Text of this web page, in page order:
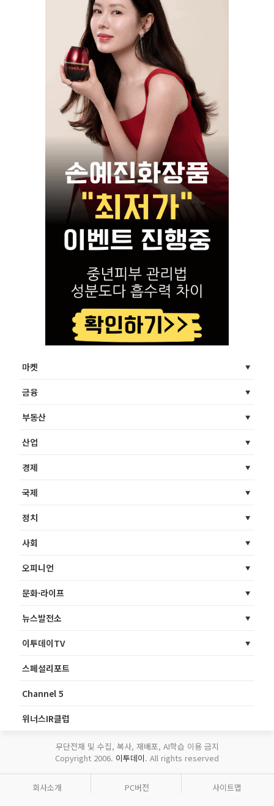
마켓
금융
부동산
산업
경제
국제
정치
사회
오피니언
문화·라이프
뉴스발전소
이투데이TV
스페셜리포트
Channel 5
위너스IR클럽
무단전재 및 수집, 복사, 재배포, AI학습 이용 금지
Copyright 2006. 이투데이. All rights reserved
회사소개 PC버전 사이트맵